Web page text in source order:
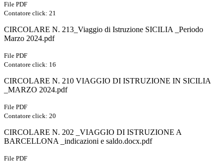
File PDF
Contatore click: 21
CIRCOLARE N. 213_Viaggio di Istruzione SICILIA _Periodo
Marzo 2024.pdf
File PDF
Contatore click: 16
CIRCOLARE N. 210 VIAGGIO DI ISTRUZIONE IN SICILIA
_MARZO 2024.pdf
File PDF
Contatore click: 20
CIRCOLARE N. 202 _VIAGGIO DI ISTRUZIONE A
BARCELLONA _indicazioni e saldo.docx.pdf
File PDF